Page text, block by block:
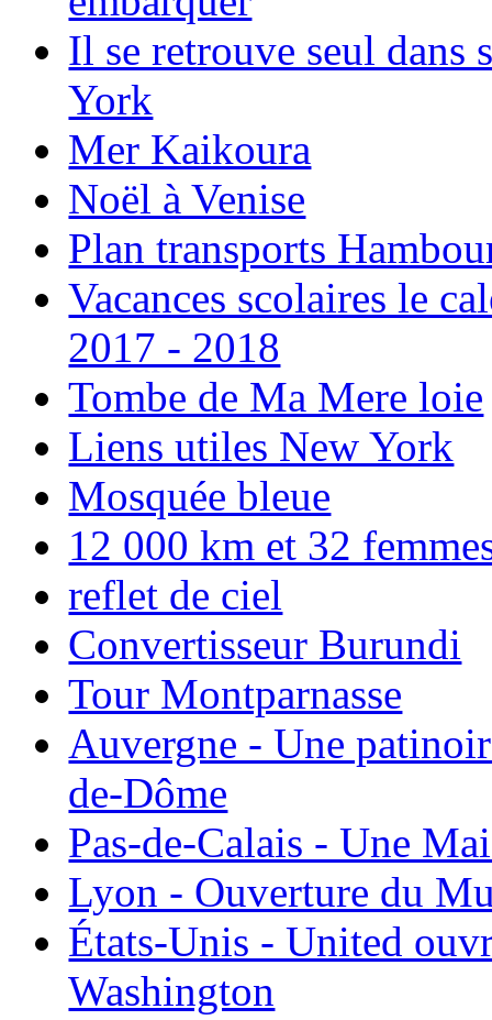
Il se retrouve seul dans
York
Mer Kaikoura
Noël à Venise
Plan transports
Vacances scolaires le
2017 - 2018
Tombe de Ma Mere loie
Liens utiles New York
Mosquée bleue
12 000 km et 32
reflet de ciel
Convertisseur Burundi
Tour Montparnasse
Auvergne - Une
de-Dôme
Pas-de-Calais - Une
Lyon - Ouverture du
États-Unis - United
Washington